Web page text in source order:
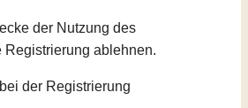
der Nutzung des
ablehnen.
der Registrierung